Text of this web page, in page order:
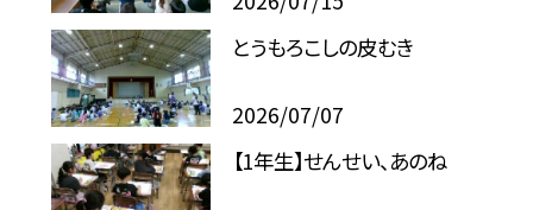
とうもろこしの皮むき
2026/07/07
【1年生】せんせい、あのね